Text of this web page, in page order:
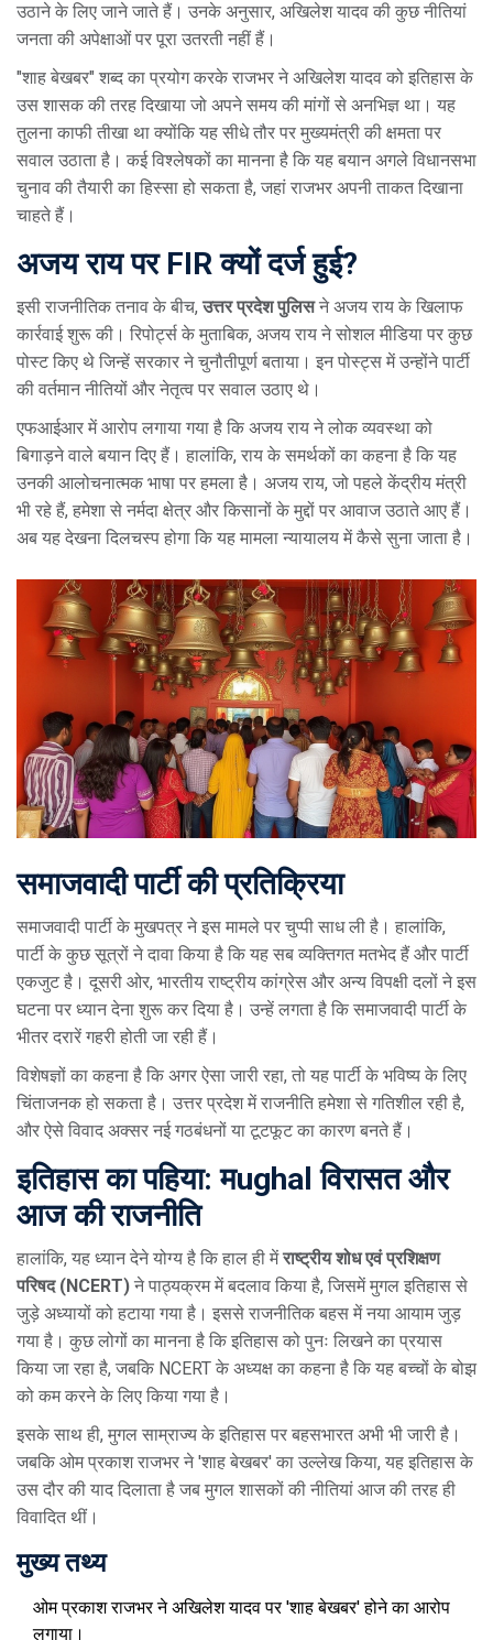
उठाने के लिए जाने जाते हैं। उनके अनुसार, अखिलेश यादव की कुछ नीतियां
जनता की अपेक्षाओं पर पूरा उतरती नहीं हैं।
"शाह बेखबर" शब्द का प्रयोग करके राजभर ने अखिलेश यादव को इतिहास के
उस शासक की तरह दिखाया जो अपने समय की मांगों से अनभिज्ञ था। यह
तुलना काफी तीखा था क्योंकि यह सीधे तौर पर मुख्यमंत्री की क्षमता पर
सवाल उठाता है। कई विश्लेषकों का मानना है कि यह बयान अगले विधानसभा
चुनाव की तैयारी का हिस्सा हो सकता है, जहां राजभर अपनी ताकत दिखाना
चाहते हैं।
अजय राय पर FIR क्यों दर्ज हुई?
इसी राजनीतिक तनाव के बीच,उत्तर प्रदेश पुलिसने अजय राय के खिलाफ
कार्रवाई शुरू की। रिपोर्ट्स के मुताबिक, अजय राय ने सोशल मीडिया पर कुछ
पोस्ट किए थे जिन्हें सरकार ने चुनौतीपूर्ण बताया। इन पोस्ट्स में उन्होंने पार्टी
की वर्तमान नीतियों और नेतृत्व पर सवाल उठाए थे।
एफआईआर में आरोप लगाया गया है कि अजय राय ने लोक व्यवस्था को
बिगाड़ने वाले बयान दिए हैं। हालांकि, राय के समर्थकों का कहना है कि यह
उनकी आलोचनात्मक भाषा पर हमला है। अजय राय, जो पहले केंद्रीय मंत्री
भी रहे हैं, हमेशा से नर्मदा क्षेत्र और किसानों के मुद्दों पर आवाज उठाते आए हैं।
अब यह देखना दिलचस्प होगा कि यह मामला न्यायालय में कैसे सुना जाता है।
समाजवादी पार्टी की प्रतिक्रिया
समाजवादी पार्टी के मुखपत्र ने इस मामले पर चुप्पी साध ली है। हालांकि,
पार्टी के कुछ सूत्रों ने दावा किया है कि यह सब व्यक्तिगत मतभेद हैं और पार्टी
एकजुट है। दूसरी ओर, भारतीय राष्ट्रीय कांग्रेस और अन्य विपक्षी दलों ने इस
घटना पर ध्यान देना शुरू कर दिया है। उन्हें लगता है कि समाजवादी पार्टी के
भीतर दरारें गहरी होती जा रही हैं।
विशेषज्ञों का कहना है कि अगर ऐसा जारी रहा, तो यह पार्टी के भविष्य के लिए
चिंताजनक हो सकता है। उत्तर प्रदेश में राजनीति हमेशा से गतिशील रही है,
और ऐसे विवाद अक्सर नई गठबंधनों या टूटफूट का कारण बनते हैं।
इतिहास का पहिया: मughal विरासत और
आज की राजनीति
हालांकि, यह ध्यान देने योग्य है कि हाल ही मेंराष्ट्रीय शोध एवं प्रशिक्षण
परिषद (NCERT) ने पाठ्यक्रम में बदलाव किया है, जिसमें मुगल इतिहास से
जुड़े अध्यायों को हटाया गया है। इससे राजनीतिक बहस में नया आयाम जुड़
गया है। कुछ लोगों का मानना है कि इतिहास को पुनः लिखने का प्रयास
किया जा रहा है, जबकि NCERT के अध्यक्ष का कहना है कि यह बच्चों के बोझ
को कम करने के लिए किया गया है।
इसके साथ ही, मुगल साम्राज्य के इतिहास पर बहसभारतअभी भी जारी है।
जबकि ओम प्रकाश राजभर ने 'शाह बेखबर' का उल्लेख किया, यह इतिहास के
उस दौर की याद दिलाता है जब मुगल शासकों की नीतियां आज की तरह ही
विवादित थीं।
मुख्य तथ्य
ओम प्रकाश राजभर ने अखिलेश यादव पर 'शाह बेखबर' होने का आरोप
लगाया।